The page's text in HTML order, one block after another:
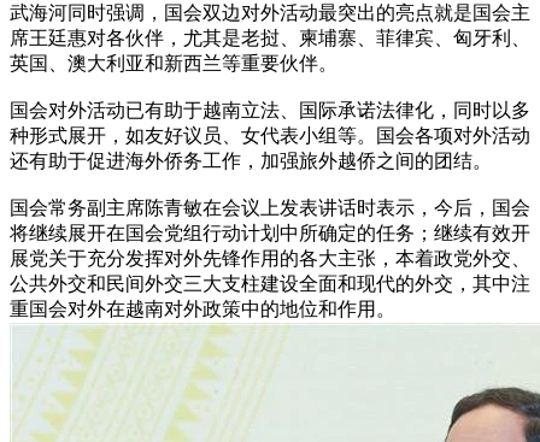
武海河同时强调，国会双边对外活动最突出的亮点就是国会主
席王廷惠对各伙伴，尤其是老挝、柬埔寨、菲律宾、匈牙利、
英国、澳大利亚和新西兰等重要伙伴。
国会对外活动已有助于越南立法、国际承诺法律化，同时以多
种形式展开，如友好议员、女代表小组等。国会各项对外活动
还有助于促进海外侨务工作，加强旅外越侨之间的团结。
国会常务副主席陈青敏在会议上发表讲话时表示，今后，国会
将继续展开在国会党组行动计划中所确定的任务；继续有效开
展党关于充分发挥对外先锋作用的各大主张，本着政党外交、
公共外交和民间外交三大支柱建设全面和现代的外交，其中注
重国会对外在越南对外政策中的地位和作用。